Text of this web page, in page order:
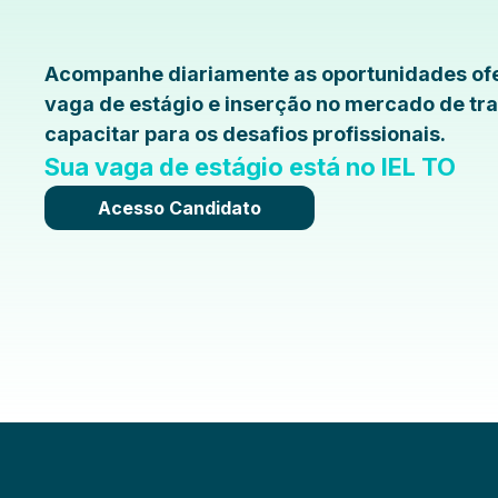
Acompanhe diariamente as oportunidades
vaga de estágio e inserção no mercado de
capacitar para os desafios profissionais.
Sua vaga de estágio está no IEL TO
Acesso Candidato